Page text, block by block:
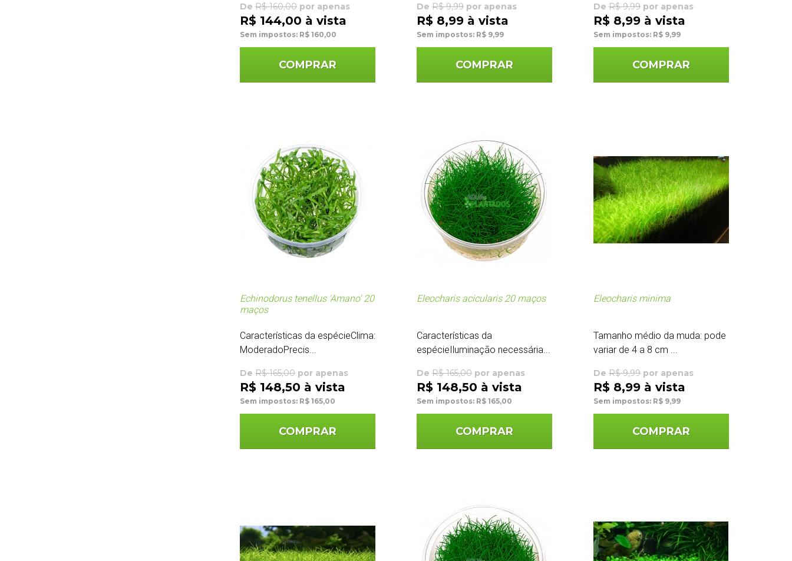
De R$ 160,00 por apenas
R$ 144,00 à vista
Sem impostos: R$ 160,00
COMPRAR
De R$ 9,99por apenas
R$ 8,99 à vista
Sem impostos: R$ 9,99
COMPRAR
De R$ 9,99por apenas
R$ 8,99 à vista
Sem impostos: R$ 9,99
COMPRAR
Echinodorus tenellus 'Amano' 20
maços
Características da espécieClima:
ModeradoPrecis...
De R$ 165,00 por apenas
R$ 148,50 à vista
Sem impostos: R$ 165,00
COMPRAR
Eleocharis acicularis 20 maços
Características da
espécieIluminação necessária...
De R$ 165,00por apenas
R$ 148,50 à vista
Sem impostos: R$ 165,00
COMPRAR
Eleocharis minima
Tamanho médio da muda: pode
variar de 4 a 8 cm ...
De R$ 9,99por apenas
R$ 8,99 à vista
Sem impostos: R$ 9,99
COMPRAR